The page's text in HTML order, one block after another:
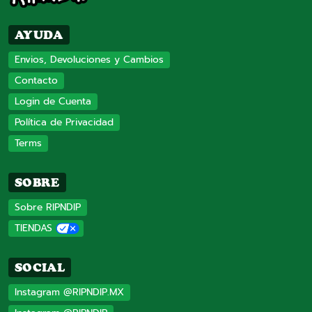
AYUDA
Envios, Devoluciones y Cambios
Contacto
Login de Cuenta
Política de Privacidad
Terms
SOBRE
Sobre RIPNDIP
TIENDAS
SOCIAL
Instagram @RIPNDIP.MX